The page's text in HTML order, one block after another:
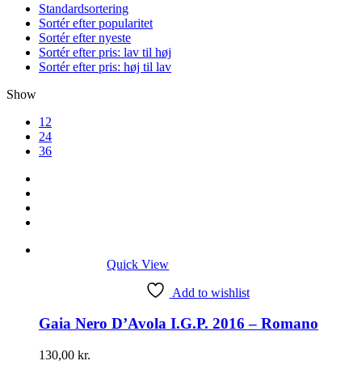
Standardsortering
Sortér efter popularitet
Sortér efter nyeste
Sortér efter pris: lav til høj
Sortér efter pris: høj til lav
Show
12
24
36
Quick View
Add to wishlist
Gaia Nero D’Avola I.G.P. 2016 – Romano
130,00 kr.